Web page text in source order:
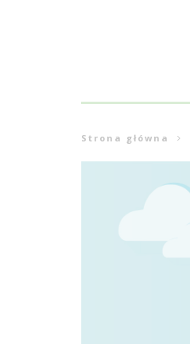
Strona główna